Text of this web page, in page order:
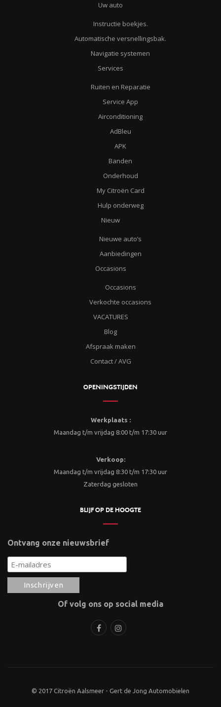
Uw auto
Instructie boekjes.
Automatische versnellingsbak.
Navigatie systemen
Services
Ruiten en Reparatie
Service App
Airconditioning
AdBleu
APK
Banden
Onderhoud
My Citroën Card
Hulp onderweg
Nieuw
Nieuwe auto’s
Aanbiedingen
Occasions
Occasions
Verkochte occasions
VACATURES
Blog
Afspraak maken
Contact / AVG
OPENINGSTIJDEN
Werkplaats :
Maandag t/m vrijdag 8:00 t/m 17:30 uur
Verkoop:
Maandag t/m vrijdag 8:30 t/m 17:30 uur
Zaterdag gesloten
BLIJF OP DE HOOGTE
Ontvang onze nieuwsbrief
Of volg ons op social media
© 2017 Citroën Aalsmeer - Gert de Jong Automobielen